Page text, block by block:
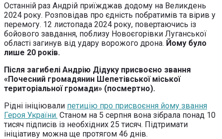
Останній раз Андрій приїжджав додому на Великдень
2024 року. Розповідав про єдність побратимів та вірив у
перемогу. 12 листопада 2024 року, повертаючись із
бойового завдання, поблизу Новоєгорівки Луганської
області загинув від удару ворожого дрона. Йому було
лише 20 років.
Після загибелі Андрію Дідуку присвоєно звання
«Почесний громадянин Шепетівської міської
територіальної громади» (посмертно).
Рідні ініціювали петицію про присвоєння йому звання
Героя України. Станом на 5 серпня вона зібрала понад 10
тисяч підписів із необхідних 25 тисяч. Підтримати
ініціативу можна ще протягом 46 днів.